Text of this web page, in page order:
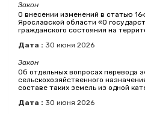
Закон
О внесении изменений в статью
Ярославской области «О
гражданского состояния на
Дата : 30 июня 2026
Закон
Об отдельных вопросах перевода
сельскохозяйственного
составе таких земель из одной
Дата : 30 июня 2026